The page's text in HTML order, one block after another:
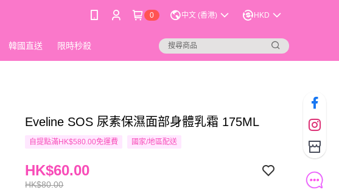
0 中文 (香港) HKD
韓國直送 限時秒殺
Eveline SOS 尿素保濕面部身體乳霜 175ML
自提點滿HK$580.00免運費 國家/地區配送
HK$80.00
HK$60.00